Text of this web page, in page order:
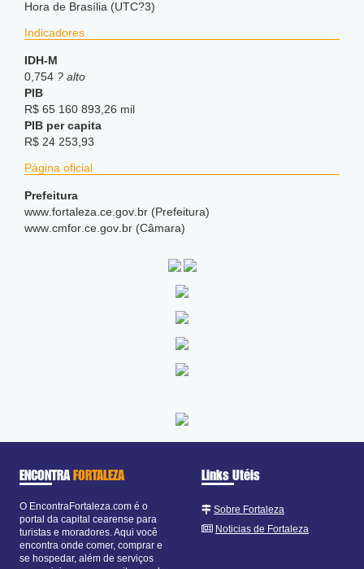
Hora de Brasília (UTC?3)
Indicadores
IDH-M
0,754 ? alto
PIB
R$ 65 160 893,26 mil
PIB per capita
R$ 24 253,93
Página oficial
Prefeitura
www .fortaleza .ce .gov .br (Prefeitura)
www .cmfor .ce .gov .br (Câmara)
ENCONTRAFORTALEZA
O EncontraFortaleza.com é o
portal da capital cearense para
turistas e moradores. Aqui você
encontra onde comer, comprar e
se hospedar, além de serviços
Links Utéis
Sobre Fortaleza
Noticias de Fortaleza